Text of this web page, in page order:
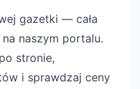
gazetki — cała
naszym portalu.
stronie,
i sprawdzaj ceny